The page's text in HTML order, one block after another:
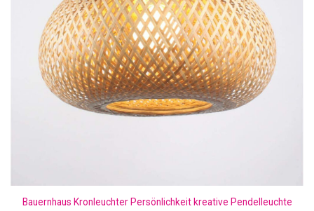
Bauernhaus Kronleuchter Persönlichkeit kreative Pendelleuchte